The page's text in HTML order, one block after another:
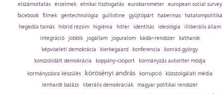
elszámoltatás
érzelmek etnikai tisztogatás eurobarometer
european social survey
facebook
filmek géntechnológia guillotine gyűjtőpárt habermas
hatalompolitika
hegedűs tamás
hibrid rezsim higiénia hitler identitás ideológia
illiberális állam
integráció
jobbik jogállam joguralom kádár-rendszer
katharok
képviseleti demokrácia
kierkegaard konferencia
konrád györgy
konszolidált demokrácia
koppány-csoport
kormányzás autoriter módja
kormányzásra készülés
körösényi andrás korrupció
közszolgálati média
lenhardt balázs
liberális demokráciák
magyar politikai rendszer